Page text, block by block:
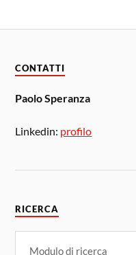
CONTATTI
Paolo Speranza
Linkedin: profilo
RICERCA